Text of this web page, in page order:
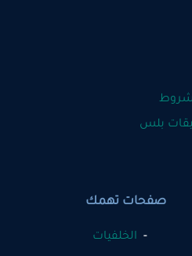
بلس
صفحات تهمك
الخلفيات